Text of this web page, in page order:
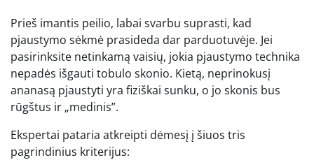
Prieš imantis peilio, labai svarbu suprasti, kad
pjaustymo sėkmė prasideda dar parduotuvėje. Jei
pasirinksite netinkamą vaisių, jokia pjaustymo technika
nepadės išgauti tobulo skonio. Kietą, neprinokusį
ananasą pjaustyti yra fiziškai sunku, o jo skonis bus
rūgštus ir „medinis”.
Ekspertai pataria atkreipti dėmesį į šiuos tris
pagrindinius kriterijus: